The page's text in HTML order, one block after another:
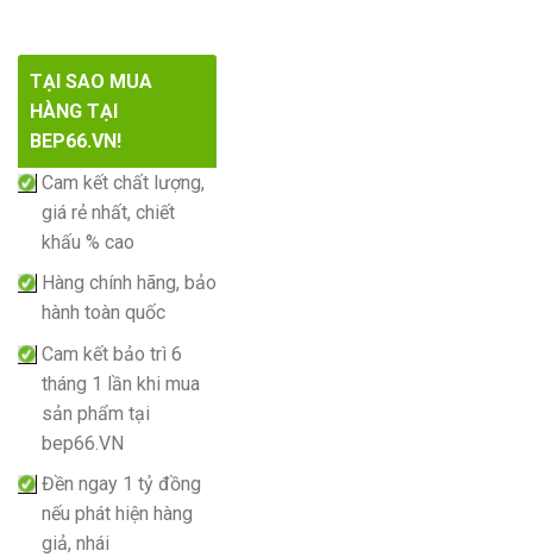
TẠI SAO MUA
HÀNG TẠI
BEP66.VN!
Cam kết chất lượng,
giá rẻ nhất, chiết
khấu % cao
Hàng chính hãng, bảo
hành toàn quốc
Cam kết bảo trì 6
tháng 1 lần khi mua
sản phẩm tại
bep66.VN
Đền ngay 1 tỷ đồng
nếu phát hiện hàng
giả, nhái